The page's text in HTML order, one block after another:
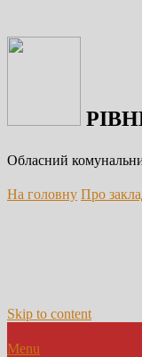
Обласний
На головну Про
Skip to content
Menu